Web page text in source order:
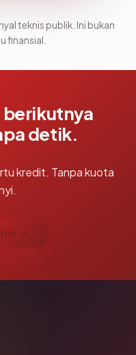
teknis publik. Ini bukan
finansial.
berikutnya
detik.
kredit. Tanpa kuota
→